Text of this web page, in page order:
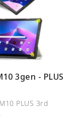
3gen - PLUS
PLUS 3rd